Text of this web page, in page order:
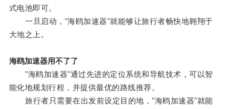
式电池即可。
一旦启动，"海鸥加速器"就能够让旅行者畅快地翱翔于
大地之上。
海鸥加速器用不了了
"海鸥加速器"通过先进的定位系统和导航技术，可以智
能化地规划行程，并提供最优的路线推荐。
旅行者只需要在出发前设定目的地，"海鸥加速器"就能